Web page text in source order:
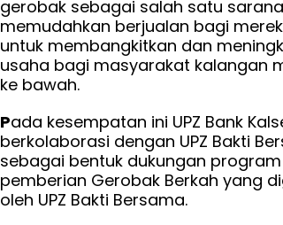
gerobak sebagai salah satu
memudahkan berjualan bagi
untuk membangkitkan dan
usaha bagi masyarakat kalangan
ke bawah.
Pada kesempatan ini UPZ Bank
berkolaborasi dengan UPZ Bakti
sebagai bentuk dukungan program
pemberian Gerobak Berkah yang
oleh UPZ Bakti Bersama.